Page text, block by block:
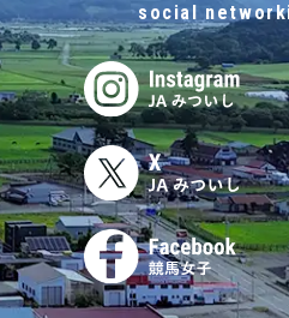
social